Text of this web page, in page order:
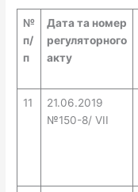
№
п/
п
Дата та номер
регуляторного
акту
11
21.06.2019
№150-8/ VII